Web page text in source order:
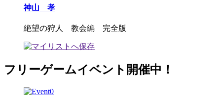
神山 孝
絶望の狩人 教会編 完全版
フリーゲームイベント開催中！